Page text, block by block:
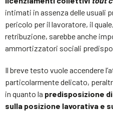
intimati in assenza delle usuali
pericolo per il lavoratore, il
retribuzione, sarebbe anche
ammortizzatori sociali
Il breve testo vuole accendere
particolarmente delicato,
in quanto la predisposizione
sulla posizione lavorativa e